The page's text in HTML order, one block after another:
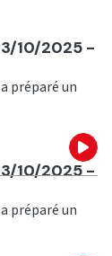
10/2025 -
préparé un
10/2025 -
préparé un